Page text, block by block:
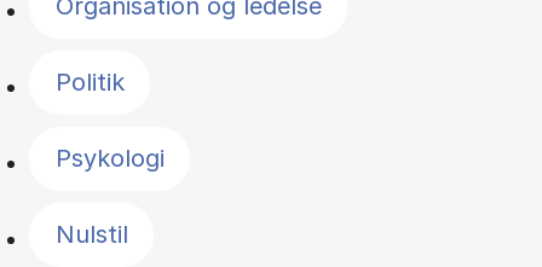
Organisation og ledelse
Politik
Psykologi
Nulstil